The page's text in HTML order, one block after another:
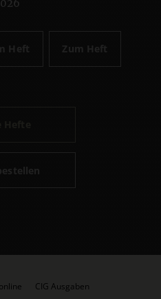
Heft Zum Heft
CIG Ausgaben